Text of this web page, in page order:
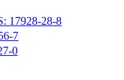
17928-28-8
7
0